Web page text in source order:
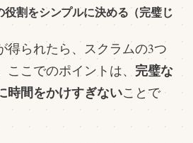
割をシンプルに決める（完璧じ
得られたら、スクラムの3つ
こでのポイントは、 完璧な
時間をかけすぎないことで